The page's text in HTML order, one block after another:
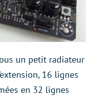
un petit radiateur
16 lignes
en 32 lignes